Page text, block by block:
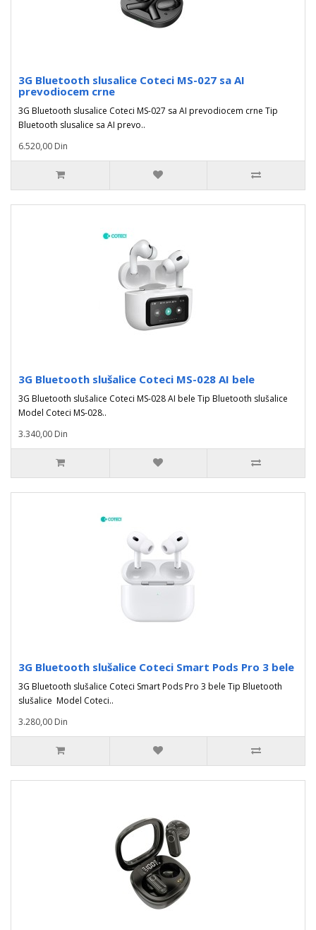
3G Bluetooth slusalice Coteci MS-027 sa AI
prevodiocem crne
3G Bluetooth slusalice Coteci MS-027 sa AI prevodiocem crne Tip
Bluetooth slusalice sa AI prevo..
6.520,00 Din
3G Bluetooth slušalice Coteci MS-028 AI bele
3G Bluetooth slušalice Coteci MS-028 AI bele Tip Bluetooth slušalice
Model Coteci MS-028..
3.340,00 Din
3G Bluetooth slušalice Coteci Smart Pods Pro 3 bele
3G Bluetooth slušalice Coteci Smart Pods Pro 3 bele Tip Bluetooth
slušalice Model Coteci..
3.280,00 Din